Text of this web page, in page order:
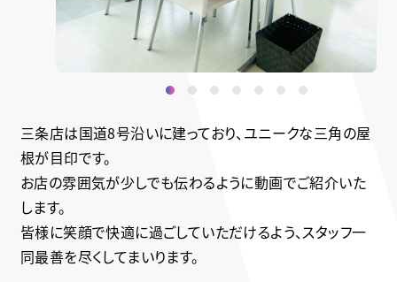
三条店は国道8号沿いに建っており、ユニークな三角の屋
根が目印です。
お店の雰囲気が少しでも伝わるように動画でご紹介いた
します。
皆様に笑顔で快適に過ごしていただけるよう、スタッフ一
同最善を尽くしてまいります。